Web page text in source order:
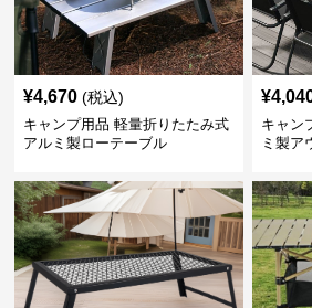
¥4,670 (税込)
キャンプ用品 軽量折りたたみ式
アルミ製ローテーブル
¥
キャン
ミ製ア